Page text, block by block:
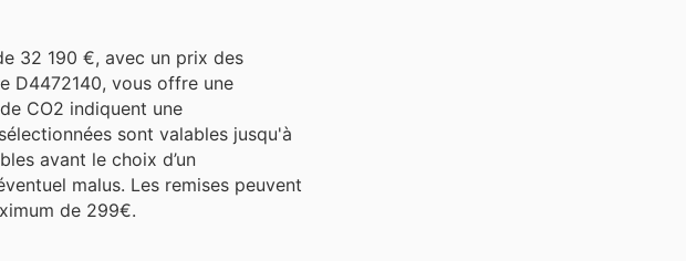
32 190 €, avec un prix des
D4472140, vous offre une
CO2 indiquent une
sont valables jusqu'à
avant le choix d’un
malus. Les remises peuvent
de 299€.